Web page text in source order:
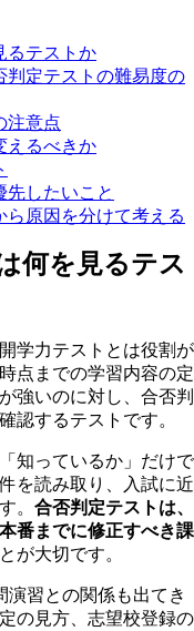
るテストか
判定テストの難易度の
注意点
えるべきか
先したいこと
原因を分けて考える
何を見るテス
学力テストとは役割が
点までの学習内容の定
強いのに対し、合否判
認するテストです。
知っているか」だけで
を読み取り、入試に近
。 合否判定テストは、
番までに修正すべき課
が大切です。
習との関係も出てき
の見方、志望校登録の